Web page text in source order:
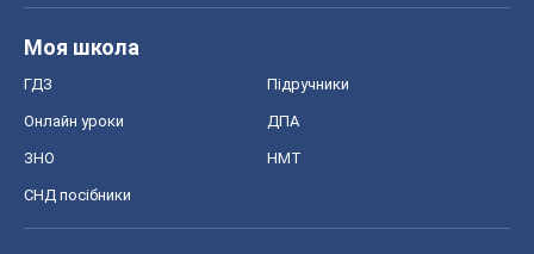
Моя школа
ГДЗ Підручники
Онлайн уроки ДПА
ЗНО НМТ
СНД посібники